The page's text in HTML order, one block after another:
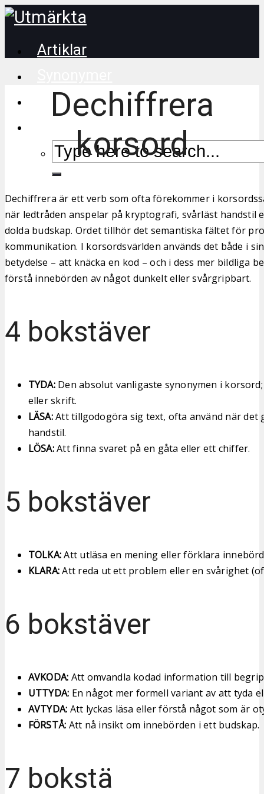
Artiklar
Korsordstips
Dechiffrera
korsord
Dechiffrera är ett verb som ofta förekommer i
när ledtråden anspelar på kryptografi, svårläst handstil
dolda budskap. Ordet tillhör det semantiska fältet för
kommunikation. I korsordsvärlden används det både i
betydelse – att knäcka en kod – och i dess mer bildliga
förstå innebörden av något dunkelt eller svårgripbart.
4 bokstäver
TYDA:Den absolut vanligaste synonymen i
eller skrift.
LÄSA:Att tillgodogöra sig text, ofta använd när det
handstil.
LÖSA:Att finna svaret på en gåta eller ett chiffer.
5 bokstäver
TOLKA:Att utläsa en mening eller förklara
KLARA:Att reda ut ett problem eller en svårighet
6 bokstäver
AVKODA: Att omvandla kodad information till
UTTYDA: En något mer formell variant av att tyda
AVTYDA: Att lyckas läsa eller förstå något som är
FÖRSTÅ: Att nå insikt om innebörden i ett budskap.
7 bokstä